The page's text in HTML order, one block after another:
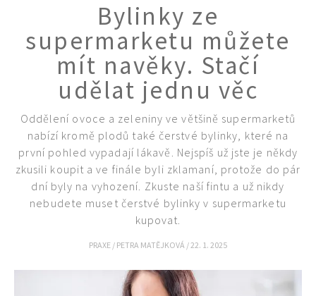
74 Kč
Objednat >
Bylinky ze
supermarketu můžete
mít navěky. Stačí
udělat jednu věc
Oddělení ovoce a zeleniny ve většině supermarketů
nabízí kromě plodů také čerstvé bylinky, které na
první pohled vypadají lákavě. Nejspíš už jste je někdy
zkusili koupit a ve finále byli zklamaní, protože do pár
dní byly na vyhození. Zkuste naší fintu a už nikdy
nebudete muset čerstvé bylinky v supermarketu
kupovat.
PRAXE / PETRA MATĚJKOVÁ /22. 1. 2025